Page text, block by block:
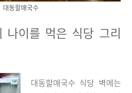
대동할매국수
나이를 먹은 식당 그리
대동할매국수 식당 벽에는